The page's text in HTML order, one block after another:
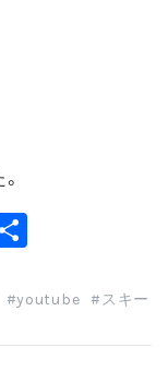
youtube
スキー